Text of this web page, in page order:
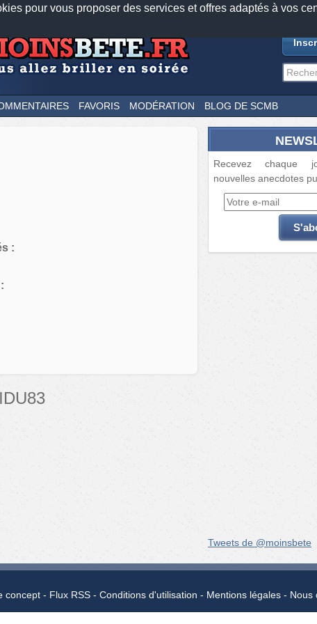
pour vous proposer des services et offres adaptés à vos
mobiles Newsletter Facebook
TwitterFeeds18877anecdotes
FAVORIS MODÉRATION BLOG DE SCMB
:
Recevez chaque
nouvelles anecdotes
Tweets de @moinsbete
concept Flux RSS Conditions d'utilisation Mentions légales Nous